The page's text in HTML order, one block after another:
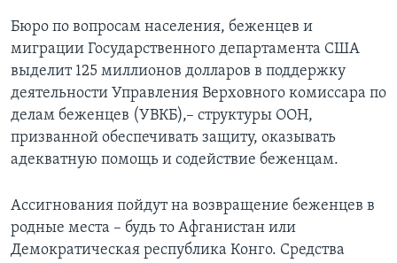
Бюро по вопросам населения, беженцев и
миграции Государственного департамента США
выделит 125 миллионов долларов в поддержку
деятельности Управления Верховного комиссара по
делам беженцев (УВКБ),– структуры ООН,
призванной обеспечивать защиту, оказывать
адекватную помощь и содействие беженцам.
Ассигнования пойдут на возвращение беженцев в
родные места – будь то Афганистан или
Демократическая республика Конго. Средства